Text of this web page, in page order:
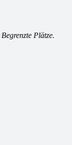
Begrenzte Plätze.